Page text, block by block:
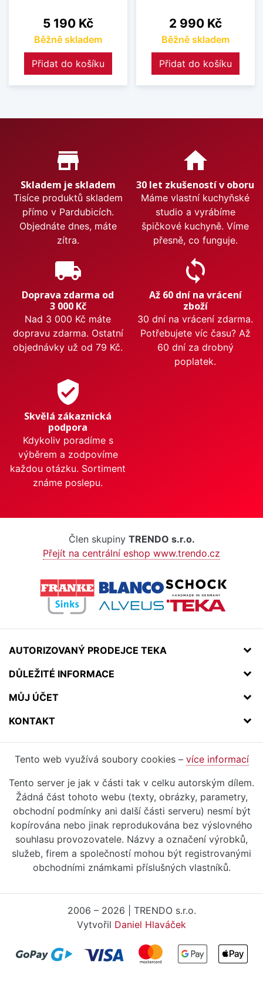
Cena
5 190 Kč
Běžně skladem
Přidat do košíku
Cena
2 990 Kč
Běžně skladem
Přidat do košíku
Proč nakupovat u nás?
store_mall_directory
Skladem je skladem
Tisíce produktů skladem
přímo v Pardubicích.
Objednáte dnes, máte
zítra.
home
30 let zkušeností v oboru
Máme vlastní kuchyňské
studio a vyrábíme
špičkové kuchyně. Víme
přesně, co funguje.
local_shipping
Doprava zdarma od
3 000 Kč
Nad 3 000 Kč máte
dopravu zdarma. Ostatní
objednávky už od 79 Kč.
sync
Až 60 dní na vrácení
zboží
30 dní na vrácení zdarma.
Potřebujete víc času? Až
60 dní za drobný
poplatek.
verified_user
Skvělá zákaznická
podpora
Kdykoliv poradíme s
výběrem a zodpovíme
každou otázku. Sortiment
známe poslepu.
Člen skupiny TRENDO s.r.o.
Přejít na centrální eshop www.trendo.cz
AUTORIZOVANÝ PRODEJCE TEKA
DŮLEŽITÉ INFORMACE
MŮJ ÚČET
KONTAKT
Tento web využívá soubory cookies – více informací
Tento server je jak v části tak v celku autorským dílem.
Žádná část tohoto webu (texty, obrázky, parametry,
obchodní podmínky ani další části serveru) nesmí být
kopírována nebo jinak reprodukována bez výslovného
souhlasu provozovatele. Názvy a označení výrobků,
služeb, firem a společností mohou být registrovanými
obchodními známkami příslušných vlastníků.
2006 – 2026 | TRENDO s.r.o.
Vytvořil Daniel Hlaváček